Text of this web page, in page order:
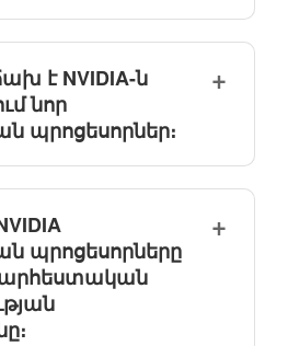
է NVIDIA-ն
նոր
պրոցեսորներ։
պրոցեսորները